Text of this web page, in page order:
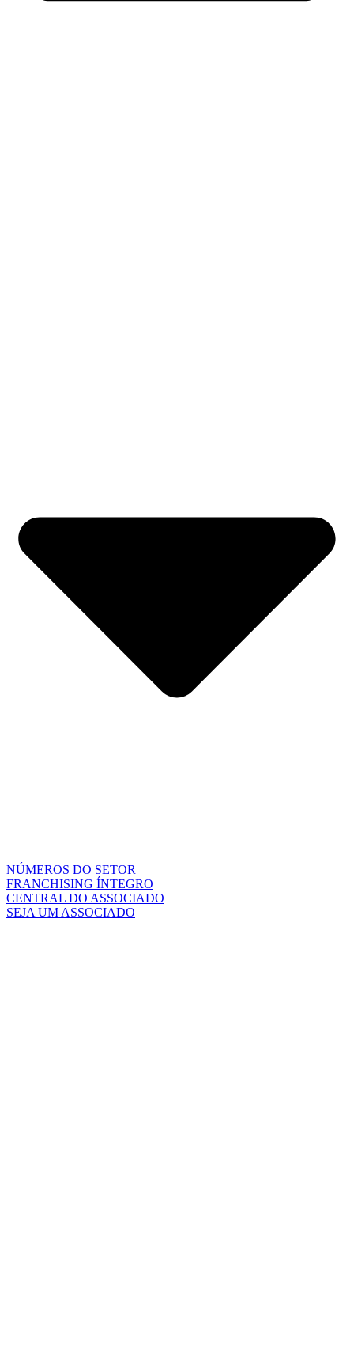
NÚMEROS DO SETOR
FRANCHISING ÍNTEGRO
CENTRAL DO ASSOCIADO
SEJA UM ASSOCIADO